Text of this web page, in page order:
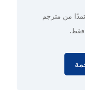
من مترجم